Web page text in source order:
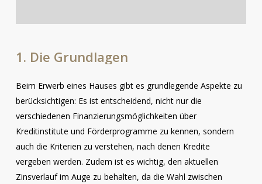
1. Die Grundlagen
Beim Erwerb eines Hauses gibt es grundlegende Aspekte zu
berücksichtigen: Es ist entscheidend, nicht nur die
verschiedenen Finanzierungsmöglichkeiten über
Kreditinstitute und Förderprogramme zu kennen, sondern
auch die Kriterien zu verstehen, nach denen Kredite
vergeben werden. Zudem ist es wichtig, den aktuellen
Zinsverlauf im Auge zu behalten, da die Wahl zwischen